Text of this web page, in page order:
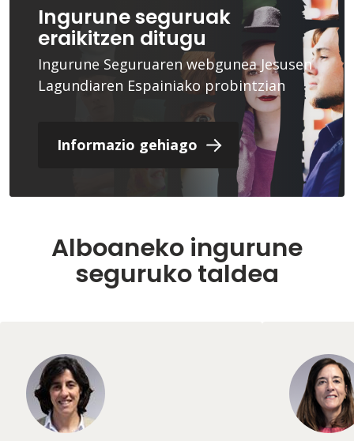
Ingurune seguruak
eraikitzen ditugu
Ingurune Seguruaren webgunea Jesusen
Lagundiaren Espainiako probintzian
Informazio gehiago
Alboaneko ingurune
seguruko taldea